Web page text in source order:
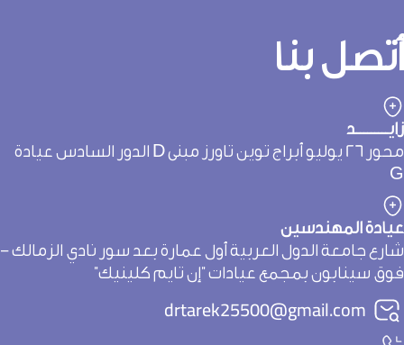
بنا
محور 26 يوليو أبراج توين تاورز مبنى D الدور السادس عيادة
المهندسين
جامعة الدول العربية أول عمارة بعد سور نادي الزمالك -
سينابون بمجمع عيادات "إن تايم كلينيك"
drtarek25500@gmail.com